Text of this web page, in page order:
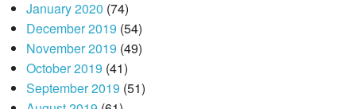
January 2020 (74)
December 2019 (54)
November 2019 (49)
October 2019 (41)
September 2019 (51)